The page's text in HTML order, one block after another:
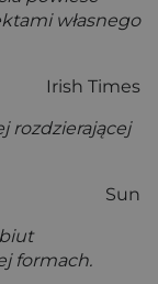
własnego
Irish Times
rozdzierającej
Sun
formach.